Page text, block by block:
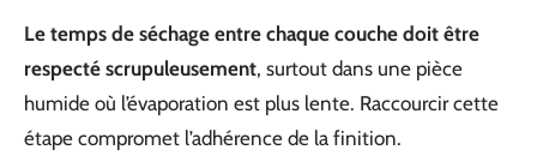
Le temps de séchage entre chaque couche doit être
respecté scrupuleusement, surtout dans une pièce
humide où l’évaporation est plus lente. Raccourcir cette
étape compromet l’adhérence de la finition.